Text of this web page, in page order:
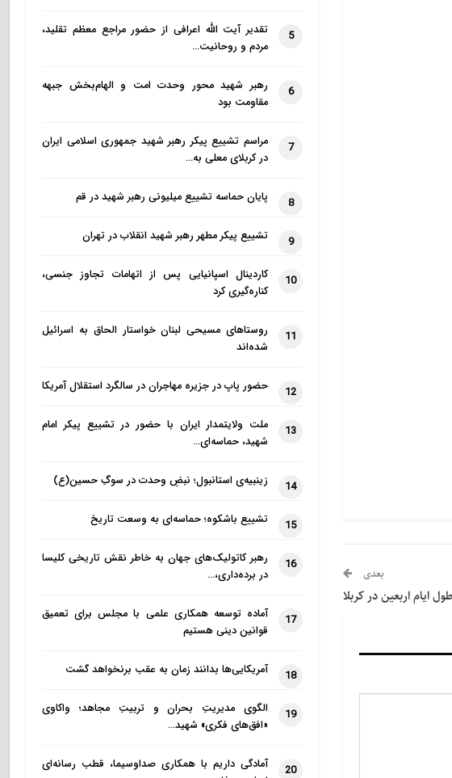
بعدی
5
تقدیر آیت الله اعرافی از حضور مراجع معظم تقلید،
مردم و روحانیت…
6
رهبر شهید محور وحدت امت و الهام‌بخش جبهه
مقاومت بود
7
مراسم تشییع پیکر رهبر شهید جمهوری اسلامی ایران
در کربلای معلی به…
8 پایان حماسه تشییع میلیونی رهبر شهید در قم
9 تشییع پیکر مطهر رهبر شهید انقلاب در تهران
10
کاردینال اسپانیایی پس از اتهامات تجاوز جنسی،
کناره‌گیری کرد
11
روستاهای مسیحی لبنان خواستار الحاق به اسرائیل
شده‌اند
12 حضور پاپ در جزیره مهاجران در سالگرد استقلال آمریکا
13
ملت ولایتمدار ایران با حضور در تشییع پیکر امام
شهید، حماسه‌ای…
14 زینبیه‌ی استانبول؛ نبضِ وحدت در سوگِ حسین(ع)
15 تشییع باشکوه؛ حماسه‌ای به وسعت تاریخ
16
رهبر کاتولیک‌های جهان به خاطر نقش تاریخی کلیسا
در برده‌داری،…
17
آماده توسعه همکاری علمی با مجلس برای تعمیق
قوانین دینی هستیم
18 آمریکایی‌ها بدانند زمان به عقب برنخواهد گشت
19
الگوی مدیریتِ بحران و تربیتِ مجاهد؛ واکاوی
«افق‌های فکری» شهید…
20
آمادگی داریم با همکاری صداوسیما، قطب رسانه‌ای